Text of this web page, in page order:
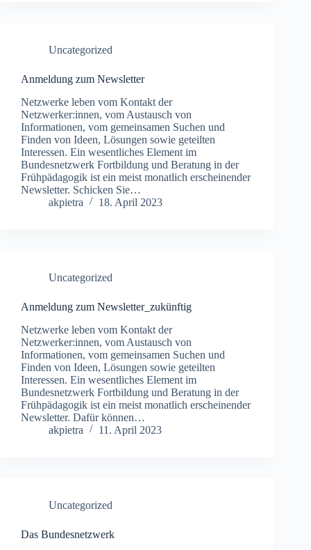
Uncategorized
Anmeldung zum Newsletter
Netzwerke leben vom Kontakt der
Netzwerker:innen, vom Austausch von
Informationen, vom gemeinsamen Suchen und
Finden von Ideen, Lösungen sowie geteilten
Interessen. Ein wesentliches Element im
Bundesnetzwerk Fortbildung und Beratung in der
Frühpädagogik ist ein meist monatlich erscheinender
Newsletter. Schicken Sie…
akpietra
18. April 2023
Uncategorized
Anmeldung zum Newsletter_zukünftig
Netzwerke leben vom Kontakt der
Netzwerker:innen, vom Austausch von
Informationen, vom gemeinsamen Suchen und
Finden von Ideen, Lösungen sowie geteilten
Interessen. Ein wesentliches Element im
Bundesnetzwerk Fortbildung und Beratung in der
Frühpädagogik ist ein meist monatlich erscheinender
Newsletter. Dafür können…
akpietra
11. April 2023
Uncategorized
Das Bundesnetzwerk